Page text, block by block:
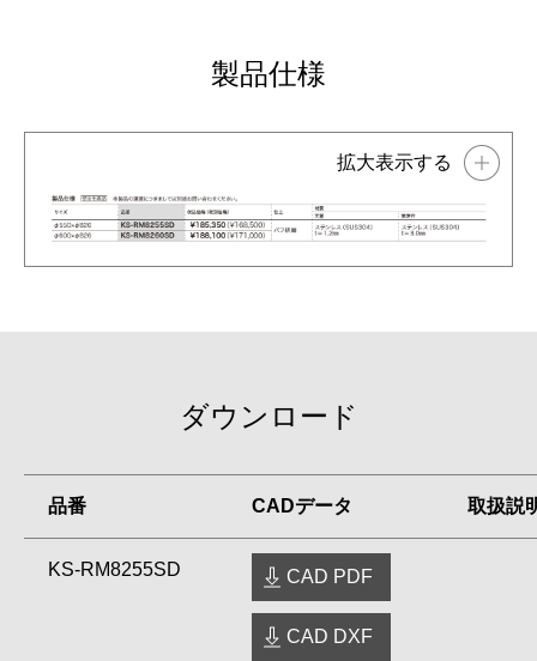
製品仕様
ダウンロード
品番 CADデータ 取扱説
KS-RM8255SD CAD PDF
CAD DXF